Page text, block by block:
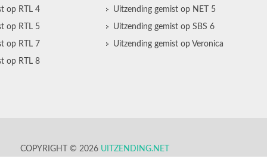
op RTL 4
op RTL 5
op RTL 7
op RTL 8
Uitzending gemist op NET 5
Uitzending gemist op SBS 6
Uitzending gemist op Veronica
COPYRIGHT © 2026 UITZENDING.NET